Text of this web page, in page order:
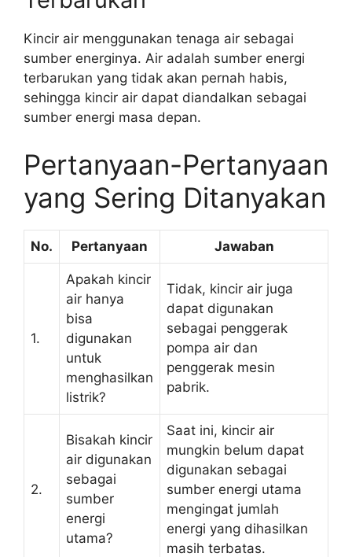
Kincir air menggunakan tenaga air sebagai
sumber energinya. Air adalah sumber energi
terbarukan yang tidak akan pernah habis,
sehingga kincir air dapat diandalkan sebagai
sumber energi masa depan.
Pertanyaan-Pertanyaan
yang Sering Ditanyakan
No. Pertanyaan Jawaban
1.
Apakah kincir
air hanya
bisa
digunakan
untuk
menghasilkan
listrik?
Tidak, kincir air juga
dapat digunakan
sebagai penggerak
pompa air dan
penggerak mesin
pabrik.
2.
Bisakah kincir
air digunakan
sebagai
sumber
energi
utama?
Saat ini, kincir air
mungkin belum dapat
digunakan sebagai
sumber energi utama
mengingat jumlah
energi yang dihasilkan
masih terbatas.